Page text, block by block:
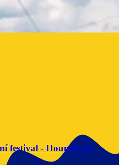
festival - HoumrFest